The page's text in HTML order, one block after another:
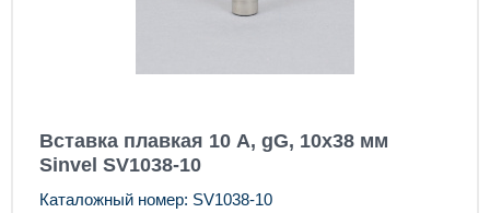
Вставка плавкая 10 А, gG, 10x38 мм
Sinvel SV1038-10
Каталожный номер: SV1038-10